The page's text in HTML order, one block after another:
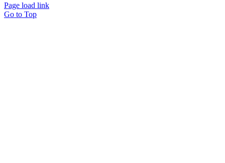
Page load link
Go to Top